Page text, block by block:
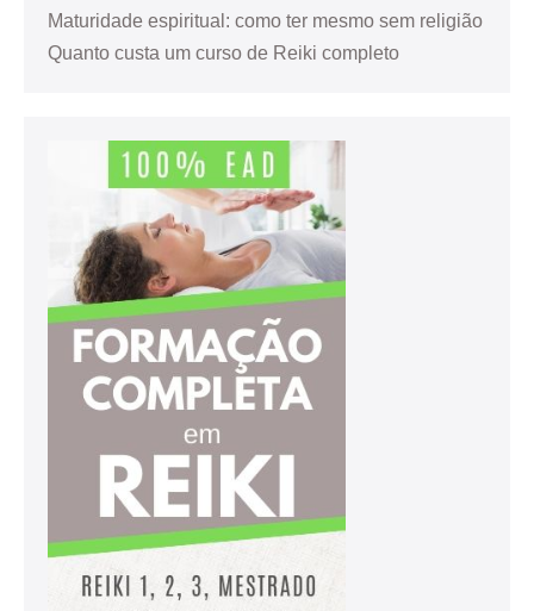
Maturidade espiritual: como ter mesmo sem religião
Quanto custa um curso de Reiki completo